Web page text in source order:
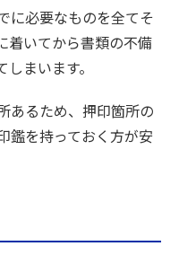
に必要なものを全てそ
着いてから書類の不備
まいます。
あるため、押印箇所の
鑑を持っておく方が安